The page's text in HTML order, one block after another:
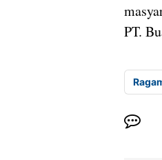
PT.